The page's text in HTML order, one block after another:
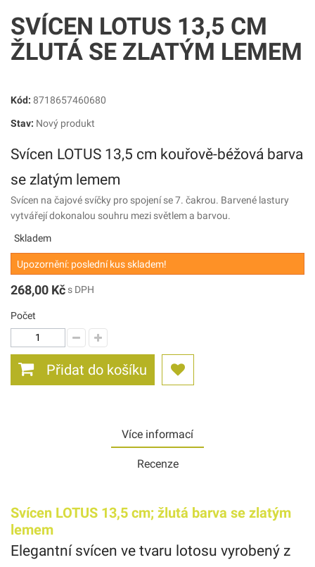
SVÍCEN LOTUS 13,5 CM
ŽLUTÁ SE ZLATÝM LEMEM
Kód: 8718657460680
Stav: Nový produkt
Svícen LOTUS 13,5 cm kouřově-béžová barva
se zlatým lemem
Svícen na čajové svíčky pro spojení se 7. čakrou. Barvené lastury
vytvářejí dokonalou souhru mezi světlem a barvou.
Skladem
Upozornění: poslední kus skladem!
268,00 Kč s DPH
Počet
Přidat do košíku
Více informací
Recenze
Svícen LOTUS 13,5 cm; žlutá barva se zlatým
lemem
Elegantní svícen ve tvaru lotosu vyrobený z